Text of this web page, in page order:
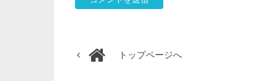
トップページへ